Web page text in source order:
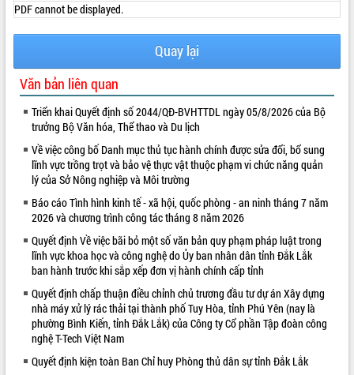
Không có file video nào để phát.
ALBUM ẢNH
PDF cannot be displayed.
Quay lại
Văn bản liên quan
Triển khai Quyết định số 2044/QĐ-BVHTTDL ngày 05/8/2026 của Bộ
trưởng Bộ Văn hóa, Thể thao và Du lịch
Về việc công bố Danh mục thủ tục hành chính được sửa đổi, bổ sung
lĩnh vực trồng trọt và bảo vệ thực vật thuộc phạm vi chức năng quản
lý của Sở Nông nghiệp và Môi trường
Báo cáo Tình hình kinh tế - xã hội, quốc phòng - an ninh tháng 7 năm
2026 và chương trình công tác tháng 8 năm 2026
Quyết định Về việc bãi bỏ một số văn bản quy phạm pháp luật trong
lĩnh vực khoa học và công nghệ do Ủy ban nhân dân tỉnh Đắk Lắk
ban hành trước khi sắp xếp đơn vị hành chính cấp tỉnh
Quyết định chấp thuận điều chỉnh chủ trương đầu tư dự án Xây dựng
nhà máy xử lý rác thải tại thành phố Tuy Hòa, tỉnh Phú Yên (nay là
phường Bình Kiến, tỉnh Đắk Lắk) của Công ty Cổ phần Tập đoàn công
nghệ T-Tech Việt Nam
Quyết định kiện toàn Ban Chỉ huy Phòng thủ dân sự tỉnh Đắk Lắk